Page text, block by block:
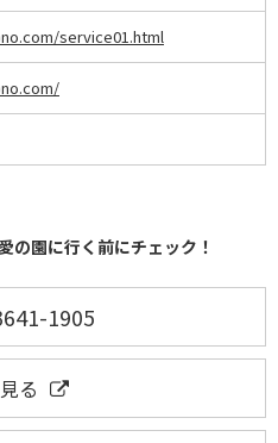
service01.html
の園に行く前にチェック！
1905
る